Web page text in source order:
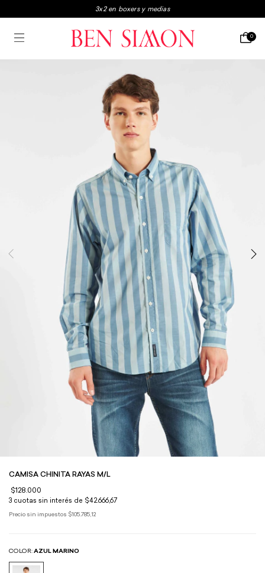
3x2 en boxers y medias
3 y 6 Cuotas sin interés
0
CAMISA CHINITA RAYAS M/L
$128.000
3 cuotas sin interés de $42.666,67
Precio sin impuestos $105.785,12
COLOR:AZUL MARINO